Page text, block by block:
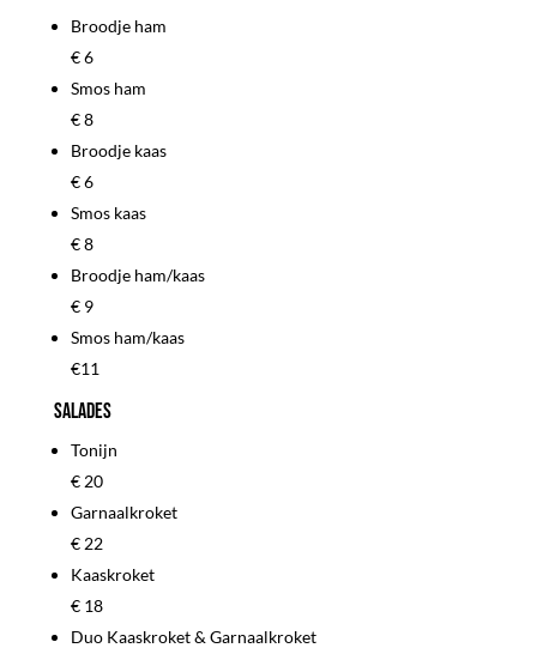
Broodje ham
€ 6
Smos ham
€ 8
Broodje kaas
€ 6
Smos kaas
€ 8
Broodje ham/kaas
€ 9
Smos ham/kaas
€11
Salades
Tonijn
€ 20
Garnaalkroket
€ 22
Kaaskroket
€ 18
Duo Kaaskroket & Garnaalkroket